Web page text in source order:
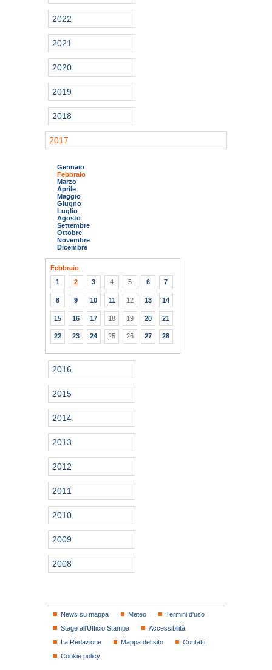
2022
2021
2020
2019
2018
2017
Gennaio
Febbraio
Marzo
Aprile
Maggio
Giugno
Luglio
Agosto
Settembre
Ottobre
Novembre
Dicembre
Febbraio
1
2 3 4 5 6 7
8 9 10 11 12 13 14
15 16 17 18 19 20 21
22 23 24 25 26 27 28
2016
2015
2014
2013
2012
2011
2010
2009
2008
News su mappa Meteo
Termini d'uso
Stage all'Ufficio Stampa
Accessibilità
La Redazione
Mappa del sito
Contatti
Cookie policy